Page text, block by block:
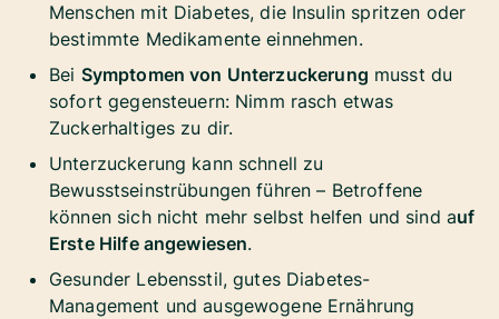
Menschen mit Diabetes, die Insulin spritzen oder
bestimmte Medikamente einnehmen.
Bei Symptomen von Unterzuckerung musst du
sofort gegensteuern: Nimm rasch etwas
Zuckerhaltiges zu dir.
Unterzuckerung kann schnell zu
Bewusstseinstrübungen führen – Betroffene
können sich nicht mehr selbst helfen und sind auf
Erste Hilfe angewiesen.
Gesunder Lebensstil, gutes Diabetes-
Management und ausgewogene Ernährung